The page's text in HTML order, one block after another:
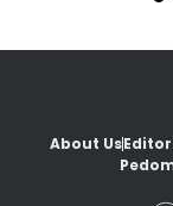
About Us